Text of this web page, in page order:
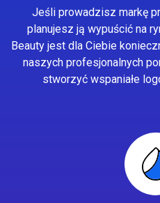
Jeśli prowadzisz markę
planujesz ją wypuścić na
Beauty jest dla Ciebie
naszych profesjonalnych
stworzyć wspaniałe